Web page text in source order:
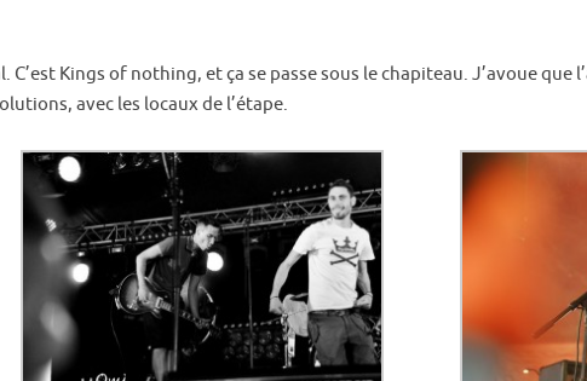
Kings of nothing, et ça se passe sous le chapiteau. J’avoue que
avec les locaux de l’étape.